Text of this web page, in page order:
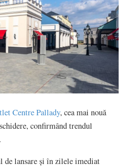
Centre Pallady, cea mai nouă
confirmând trendul
lansare și în zilele imediat